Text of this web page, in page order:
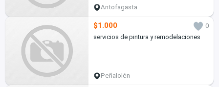
Antofagasta
$1.000
0
servicios de pintura y remodelaciones
Peñalolén